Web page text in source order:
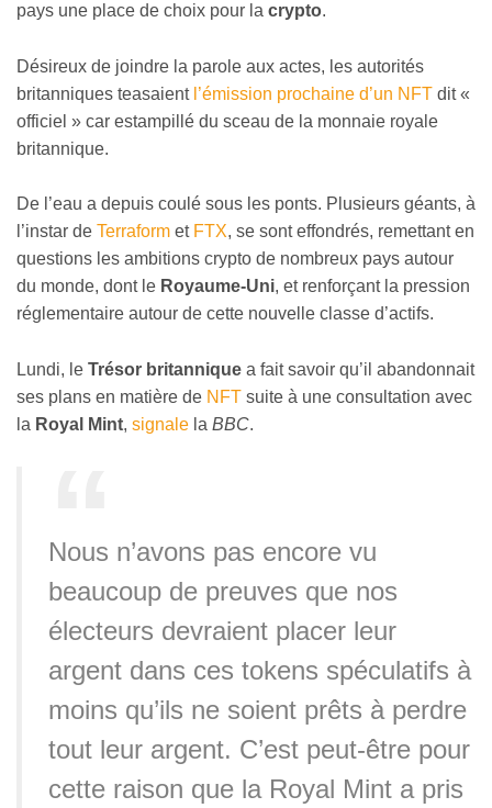
pays une place de choix pour la crypto.
Désireux de joindre la parole aux actes, les autorités
britanniques teasaient l’émission prochaine d’un NFT dit «
officiel » car estampillé du sceau de la monnaie royale
britannique.
De l’eau a depuis coulé sous les ponts. Plusieurs géants, à
l’instar de Terraform et FTX, se sont effondrés, remettant en
questions les ambitions crypto de nombreux pays autour
du monde, dont le Royaume-Uni, et renforçant la pression
réglementaire autour de cette nouvelle classe d’actifs.
Lundi, le Trésor britannique a fait savoir qu’il abandonnait
ses plans en matière de NFT suite à une consultation avec
la Royal Mint, signale la BBC.
Nous n’avons pas encore vu
beaucoup de preuves que nos
électeurs devraient placer leur
argent dans ces tokens spéculatifs à
moins qu’ils ne soient prêts à perdre
tout leur argent. C’est peut-être pour
cette raison que la Royal Mint a pris